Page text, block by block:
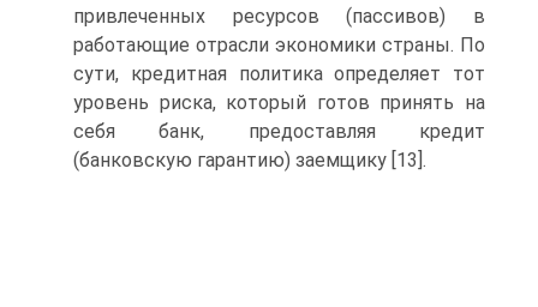
привлеченных ресурсов (пассивов) в
работающие отрасли экономики страны. По
сути, кредитная политика определяет тот
уровень риска, который готов принять на
себя банк, предоставляя кредит
(банковскую гарантию) заемщику [13].